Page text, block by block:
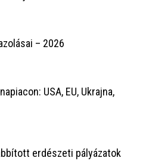
– 2026
USA, EU, Ukrajna,
erdészeti pályázatok